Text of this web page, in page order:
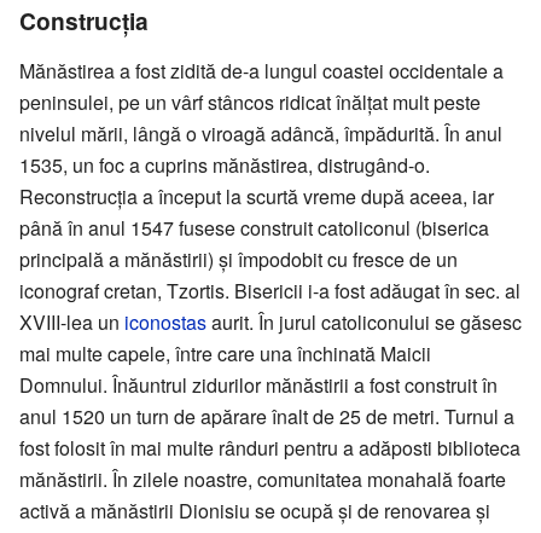
Construcţia
Mănăstirea a fost zidită de-a lungul coastei occidentale a
peninsulei, pe un vârf stâncos ridicat înălţat mult peste
nivelul mării, lângă o viroagă adâncă, împădurită. În anul
1535, un foc a cuprins mănăstirea, distrugând-o.
Reconstrucţia a început la scurtă vreme după aceea, iar
până în anul 1547 fusese construit catoliconul (biserica
principală a mănăstirii) şi împodobit cu fresce de un
iconograf cretan, Tzortis. Bisericii i-a fost adăugat în sec. al
XVIII-lea un iconostasaurit. În jurul catoliconului se găsesc
mai multe capele, între care una închinată Maicii
Domnului. Înăuntrul zidurilor mănăstirii a fost construit în
anul 1520 un turn de apărare înalt de 25 de metri. Turnul a
fost folosit în mai multe rânduri pentru a adăposti biblioteca
mănăstirii. În zilele noastre, comunitatea monahală foarte
activă a mănăstirii Dionisiu se ocupă şi de renovarea şi